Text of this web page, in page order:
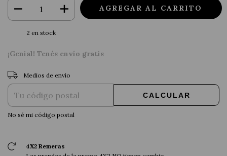
2 en stock
¡Genial! Tenés envío gratis
Entregas para el CP:
Medios de envío
CALCULAR
No sé mi código postal
4X2 Remeras